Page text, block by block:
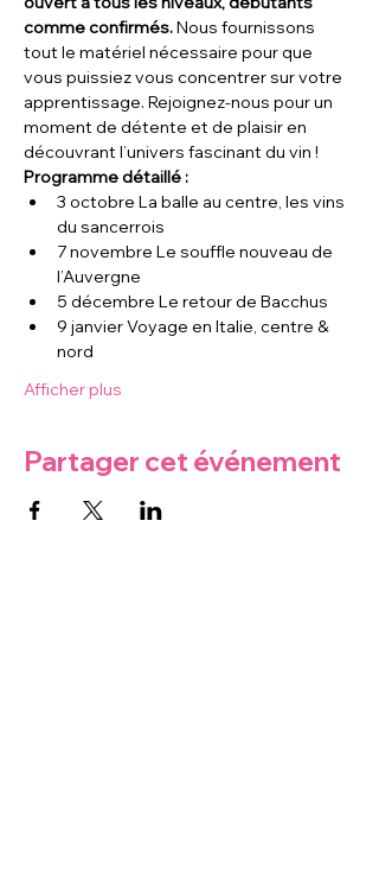
comme confirmés. Nous fournissons
tout le matériel nécessaire pour que
vous puissiez vous concentrer sur votre
apprentissage. Rejoignez-nous pour un
moment de détente et de plaisir en
découvrant l’univers fascinant du vin !
Programme détaillé :
3 octobre La balle au centre, les vins
du sancerrois
7 novembre Le souffle nouveau de
l’Auvergne
5 décembre Le retour de Bacchus
9 janvier Voyage en Italie, centre &
nord
Afficher plus
Partager cet événement